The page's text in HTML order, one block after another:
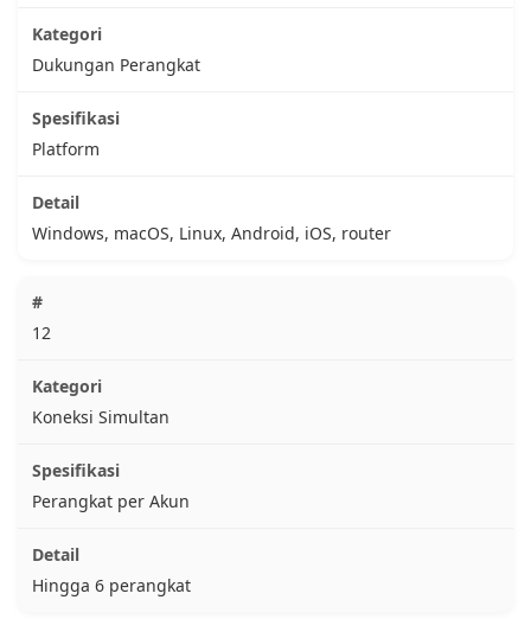
Dukungan Perangkat
Platform
Windows, macOS, Linux, Android, iOS, router
12
Koneksi Simultan
Perangkat per Akun
Hingga 6 perangkat